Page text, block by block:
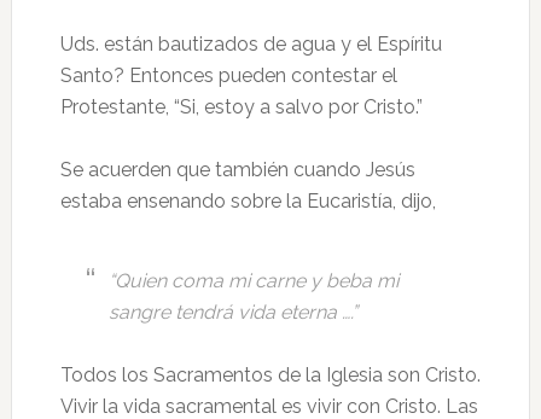
Uds. están bautizados de agua y el Espíritu
Santo? Entonces pueden contestar el
Protestante, “Si, estoy a salvo por Cristo.”
Se acuerden que también cuando Jesús
estaba ensenando sobre la Eucaristía, dijo,
“Quien coma mi carne y beba mi
sangre tendrá vida eterna ….”
Todos los Sacramentos de la Iglesia son Cristo.
Vivir la vida sacramental es vivir con Cristo. Las